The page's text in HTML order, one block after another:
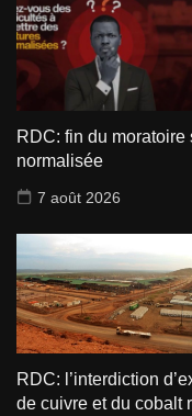
RDC: fin du moratoire
normalisée
7 août 2026
RDC: l’interdiction
de cuivre et du cobalt